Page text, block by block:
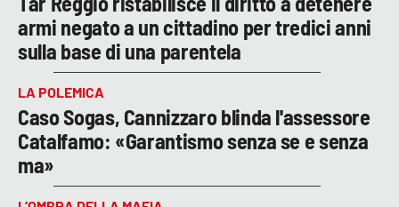
armi negato a un cittadino per tredici anni
sulla base di una parentela
LA POLEMICA
Caso Sogas, Cannizzaro blinda l'assessore
Catalfamo: «Garantismo senza se e senza
ma»